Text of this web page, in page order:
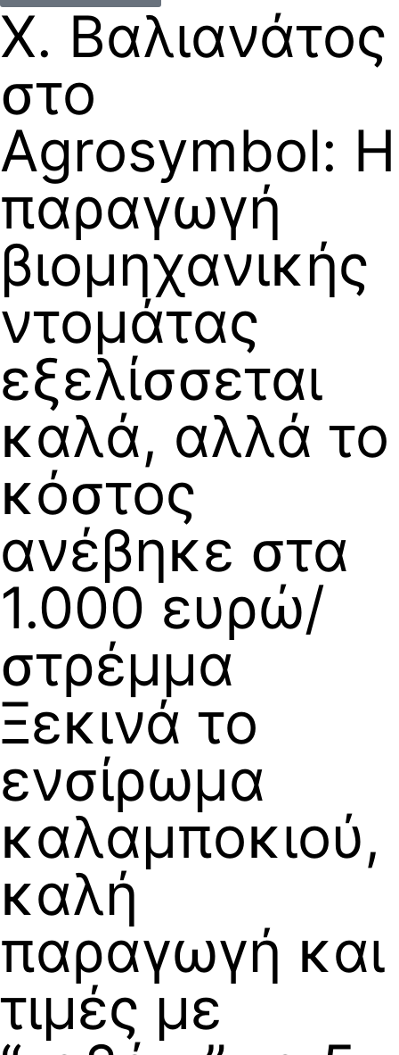
Χ. Βαλιανάτος
στο
Agrosymbol: Η
παραγωγή
βιομηχανικής
ντομάτας
εξελίσσεται
καλά, αλλά το
κόστος
ανέβηκε στα
1.000 ευρώ/
στρέμμα
Ξεκινά το
ενσίρωμα
καλαμποκιού,
καλή
παραγωγή και
τιμές με